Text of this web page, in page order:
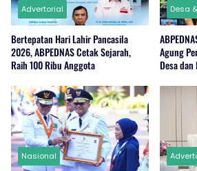
Advertorial
Bertepatan Hari Lahir Pancasila
2026, ABPEDNAS Cetak Sejarah,
Raih 100 Ribu Anggota
Desa
Agung
Desa
Nasional